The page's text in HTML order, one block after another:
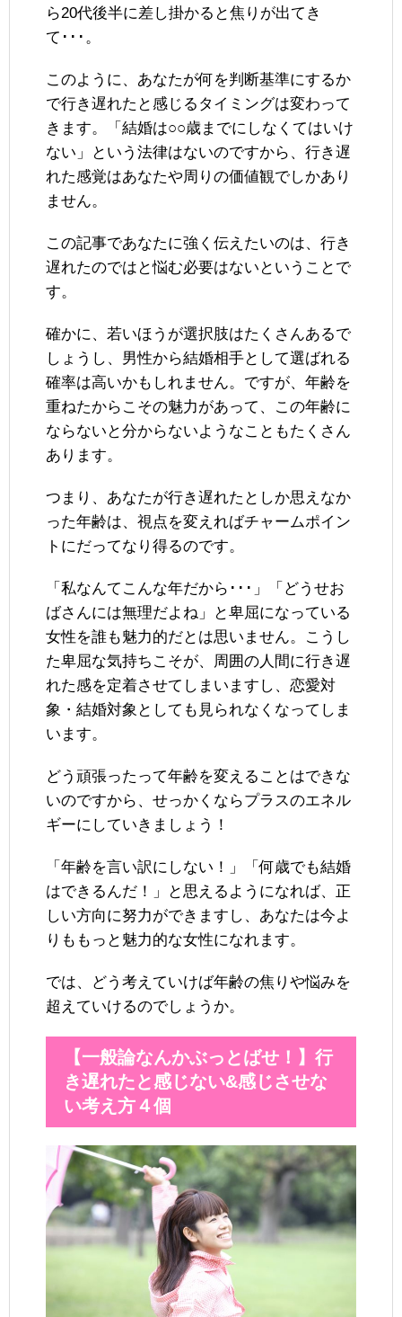
ら20代後半に差し掛かると焦りが出てき
て･･･。
このように、あなたが何を判断基準にするか
で行き遅れたと感じるタイミングは変わって
きます。「結婚は○○歳までにしなくてはいけ
ない」という法律はないのですから、行き遅
れた感覚はあなたや周りの価値観でしかあり
ません。
この記事であなたに強く伝えたいのは、行き
遅れたのではと悩む必要はないということで
す。
確かに、若いほうが選択肢はたくさんあるで
しょうし、男性から結婚相手として選ばれる
確率は高いかもしれません。ですが、年齢を
重ねたからこその魅力があって、この年齢に
ならないと分からないようなこともたくさん
あります。
つまり、あなたが行き遅れたとしか思えなか
った年齢は、視点を変えればチャームポイン
トにだってなり得るのです。
「私なんてこんな年だから･･･」「どうせお
ばさんには無理だよね」と卑屈になっている
女性を誰も魅力的だとは思いません。こうし
た卑屈な気持ちこそが、周囲の人間に行き遅
れた感を定着させてしまいますし、恋愛対
象・結婚対象としても見られなくなってしま
います。
どう頑張ったって年齢を変えることはできな
いのですから、せっかくならプラスのエネル
ギーにしていきましょう！
「年齢を言い訳にしない！」「何歳でも結婚
はできるんだ！」と思えるようになれば、正
しい方向に努力ができますし、あなたは今よ
りももっと魅力的な女性になれます。
では、どう考えていけば年齢の焦りや悩みを
超えていけるのでしょうか。
【一般論なんかぶっとばせ！】行
き遅れたと感じない&感じさせな
い考え方４個